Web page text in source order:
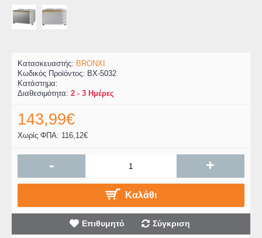
Κατασκευαστής: BRONXI
Κωδικός Προϊόντος: BX-5032
Κατάστημα:
Διαθεσιμότητα: 2 - 3 Ημέρες
143,99€
Χωρίς ΦΠΑ: 116,12€
- +
Καλάθι
Επιθυμητό Σύγκριση